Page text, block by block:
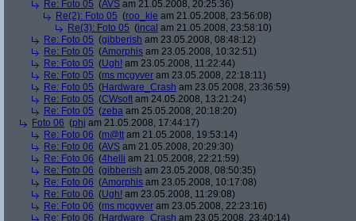
Re: Foto 05 (AVS am 21.05.2008, 20:25:36)
Re(2): Foto 05 (roo_kie am 21.05.2008, 23:56:08)
Re(3): Foto 05 (incal am 21.05.2008, 23:58:10)
Re: Foto 05 (gibberish am 23.05.2008, 08:48:12)
Re: Foto 05 (Amorphis am 23.05.2008, 10:32:51)
Re: Foto 05 (Ugh! am 23.05.2008, 11:22:44)
Re: Foto 05 (ms mcgyver am 23.05.2008, 22:18:11)
Re: Foto 05 (Hardware_Crash am 23.05.2008, 23:36:59)
Re: Foto 05 (CWsoft am 24.05.2008, 13:21:24)
Re: Foto 05 (zeba am 25.05.2008, 20:18:20)
Foto 06 (phj am 21.05.2008, 17:44:17)
Re: Foto 06 (m@tt am 21.05.2008, 19:53:14)
Re: Foto 06 (AVS am 21.05.2008, 20:29:30)
Re: Foto 06 (4helli am 21.05.2008, 22:21:59)
Re: Foto 06 (gibberish am 23.05.2008, 08:50:35)
Re: Foto 06 (Amorphis am 23.05.2008, 10:17:08)
Re: Foto 06 (Ugh! am 23.05.2008, 11:29:08)
Re: Foto 06 (ms mcgyver am 23.05.2008, 22:23:16)
Re: Foto 06 (Hardware_Crash am 23.05.2008, 23:40:14)